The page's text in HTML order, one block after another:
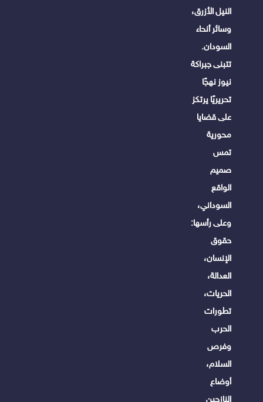
النيل الأزرق،
وسائر أنحاء
السودان.
تتبنى جبراكة
نيوز نهجًا
تحريريًا يرتكز
على قضايا
محورية
تمس
صميم
الواقع
السوداني،
وعلى رأسها:
حقوق
الإنسان،
العدالة،
الحريات،
تطورات
الحرب
وفرص
السلام،
أوضاع
النازحين